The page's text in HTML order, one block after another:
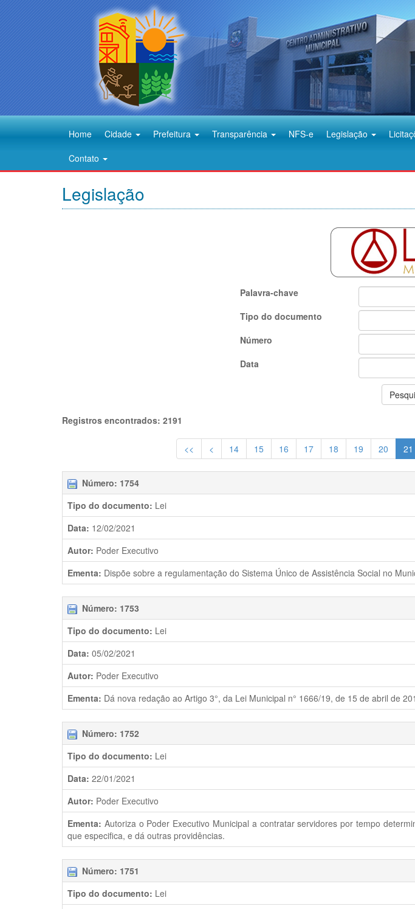
Home Cidade Prefeitura Transparência NFS-e Legislação
Contato
Legislação
Palavra-chave
Tipo do documento
Número
Data
Registros encontrados: 2191
<< < 14 15 16 17 18 19 20 21
Número: 1754
Tipo do documento: Lei
Data: 12/02/2021
Autor: Poder Executivo
Ementa: Dispõe sobre a regulamentação do Sistema Único de Assistência Social no
Número: 1753
Tipo do documento: Lei
Data: 05/02/2021
Autor: Poder Executivo
Ementa: Dá nova redação ao Artigo 3°, da Lei Municipal n° 1666/19, de 15 de abril de
Número: 1752
Tipo do documento: Lei
Data: 22/01/2021
Autor: Poder Executivo
Ementa: Autoriza o Poder Executivo Municipal a contratar servidores por tempo
que especifica, e dá outras providências.
Número: 1751
Tipo do documento: Lei